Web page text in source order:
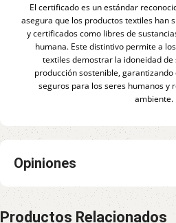
El certificado es un estándar
asegura que los productos textiles han
y certificados como libres de
humana. Este distintivo permite a
textiles demostrar la idoneidad de
producción sostenible,
seguros para los seres humanos y
ambiente.
Opiniones
Productos Relacionados